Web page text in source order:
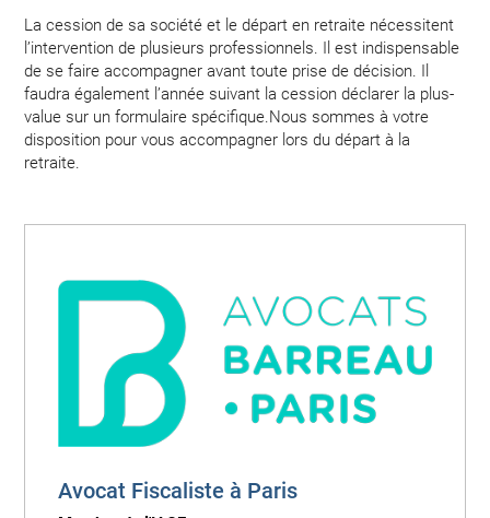
La cession de sa société et le départ en retraite nécessitent
l’intervention de plusieurs professionnels. Il est indispensable
de se faire accompagner avant toute prise de décision. Il
faudra également l’année suivant la cession déclarer la plus-
value sur un formulaire spécifique.Nous sommes à votre
disposition pour vous accompagner lors du départ à la
retraite.
Avocat Fiscaliste à Paris